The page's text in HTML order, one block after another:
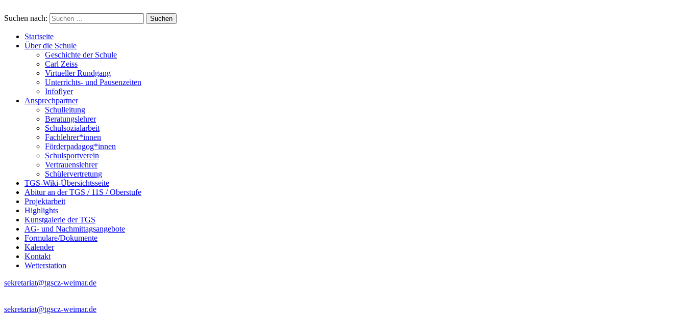
Suchen nach:
Startseite
Über die Schule
Geschichte der Schule
Carl Zeiss
Virtueller Rundgang
Unterrichts- und Pausenzeiten
Infoflyer
Ansprechpartner
Schulleitung
Beratungslehrer
Schulsozialarbeit
Fachlehrer*innen
Förderpadagog*innen
Schulsportverein
Vertrauenslehrer
Schülervertretung
TGS-Wiki-Übersichtsseite
Abitur an der TGS / 11S / Oberstufe
Projektarbeit
Highlights
Kunstgalerie der TGS
AG- und Nachmittagsangebote
Formulare/Dokumente
Kalender
Kontakt
Wetterstation
sekretariat@tgscz-weimar.de
sekretariat@tgscz-weimar.de